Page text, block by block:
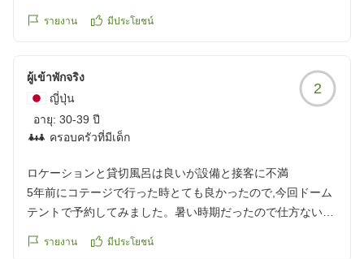
ていたり、道具による素人な質問も快く応えてくださったり
施設の周りには公園が複数あって子どもたちも楽しめまし
た。施設でも水鉄砲やバドミントン、ボールなど貸出や3つ
ぐらい固定遊具もあるので施設内でも十分遊べます。花火も
できて、バケツや火なども準備してくれるので片付け楽でし
ぶらで行って、現地で買うことも余裕です。
夕食前に貸切風呂を借りました。けっこう熱くてびっくりし
ました。ベビーバスを持ち込んだので、そこにオムツを外れ
夕食は見た目は食べれそうでしたが、食べてみるとかなりボ
รายงาน มีประโยชน์
ผู้เข้าพักจริง
ญี่ปุ่น
อายุ: 30-39 ปี
ครอบครัวที่มีเด็ก
2
ロケーションと貸切風呂は良いが設備と接客に不満
5年前にコテージで行った時とても良かったので,今回ドーム
テントで予約してみました。暑い時期だったので仕方ないか
アコンの設定温度は28度程でした。暑くなること分かってる
รายงาน มีประโยชน์